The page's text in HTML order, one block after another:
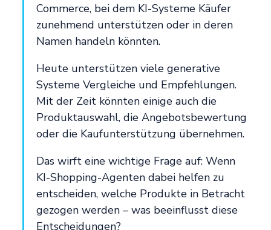
Commerce, bei dem KI-Systeme Käufer
zunehmend unterstützen oder in deren
Namen handeln könnten.
Heute unterstützen viele generative
Systeme Vergleiche und Empfehlungen.
Mit der Zeit könnten einige auch die
Produktauswahl, die Angebotsbewertung
oder die Kaufunterstützung übernehmen.
Das wirft eine wichtige Frage auf: Wenn
KI-Shopping-Agenten dabei helfen zu
entscheiden, welche Produkte in Betracht
gezogen werden – was beeinflusst diese
Entscheidungen?